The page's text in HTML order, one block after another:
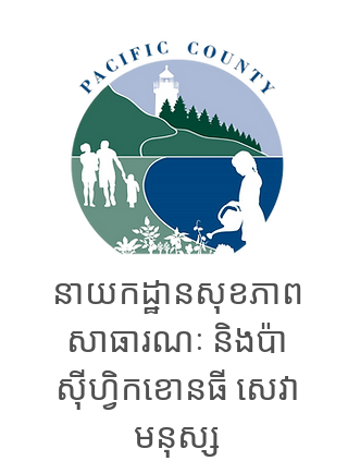
នាយកដ្ឋានសុខភាព
សាធារណៈ និងប៉ា
ស៊ីហ្វិកខោនធី សេវា
មនុស្ស